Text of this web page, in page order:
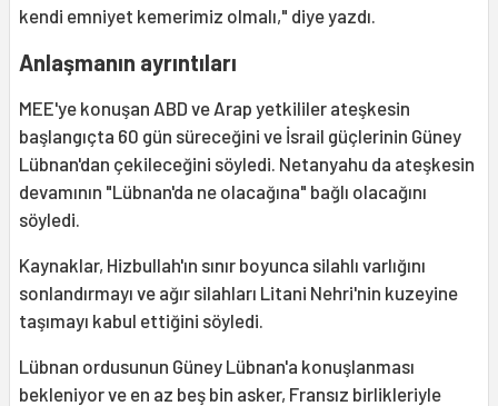
kendi emniyet kemerimiz olmalı," diye yazdı.
Anlaşmanın ayrıntıları
MEE'ye konuşan ABD ve Arap yetkililer ateşkesin
başlangıçta 60 gün süreceğini ve İsrail güçlerinin Güney
Lübnan'dan çekileceğini söyledi. Netanyahu da ateşkesin
devamının "Lübnan'da ne olacağına" bağlı olacağını
söyledi.
Kaynaklar, Hizbullah'ın sınır boyunca silahlı varlığını
sonlandırmayı ve ağır silahları Litani Nehri'nin kuzeyine
taşımayı kabul ettiğini söyledi.
Lübnan ordusunun Güney Lübnan'a konuşlanması
bekleniyor ve en az beş bin asker, Fransız birlikleriyle